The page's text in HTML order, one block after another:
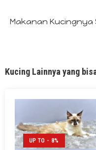
Makanan Kucingnya
Kucing Lainnya yang
UP TO - 8%